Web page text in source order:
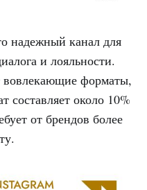
надежный канал для
и лояльности.
форматы,
составляет около 10%
от брендов более